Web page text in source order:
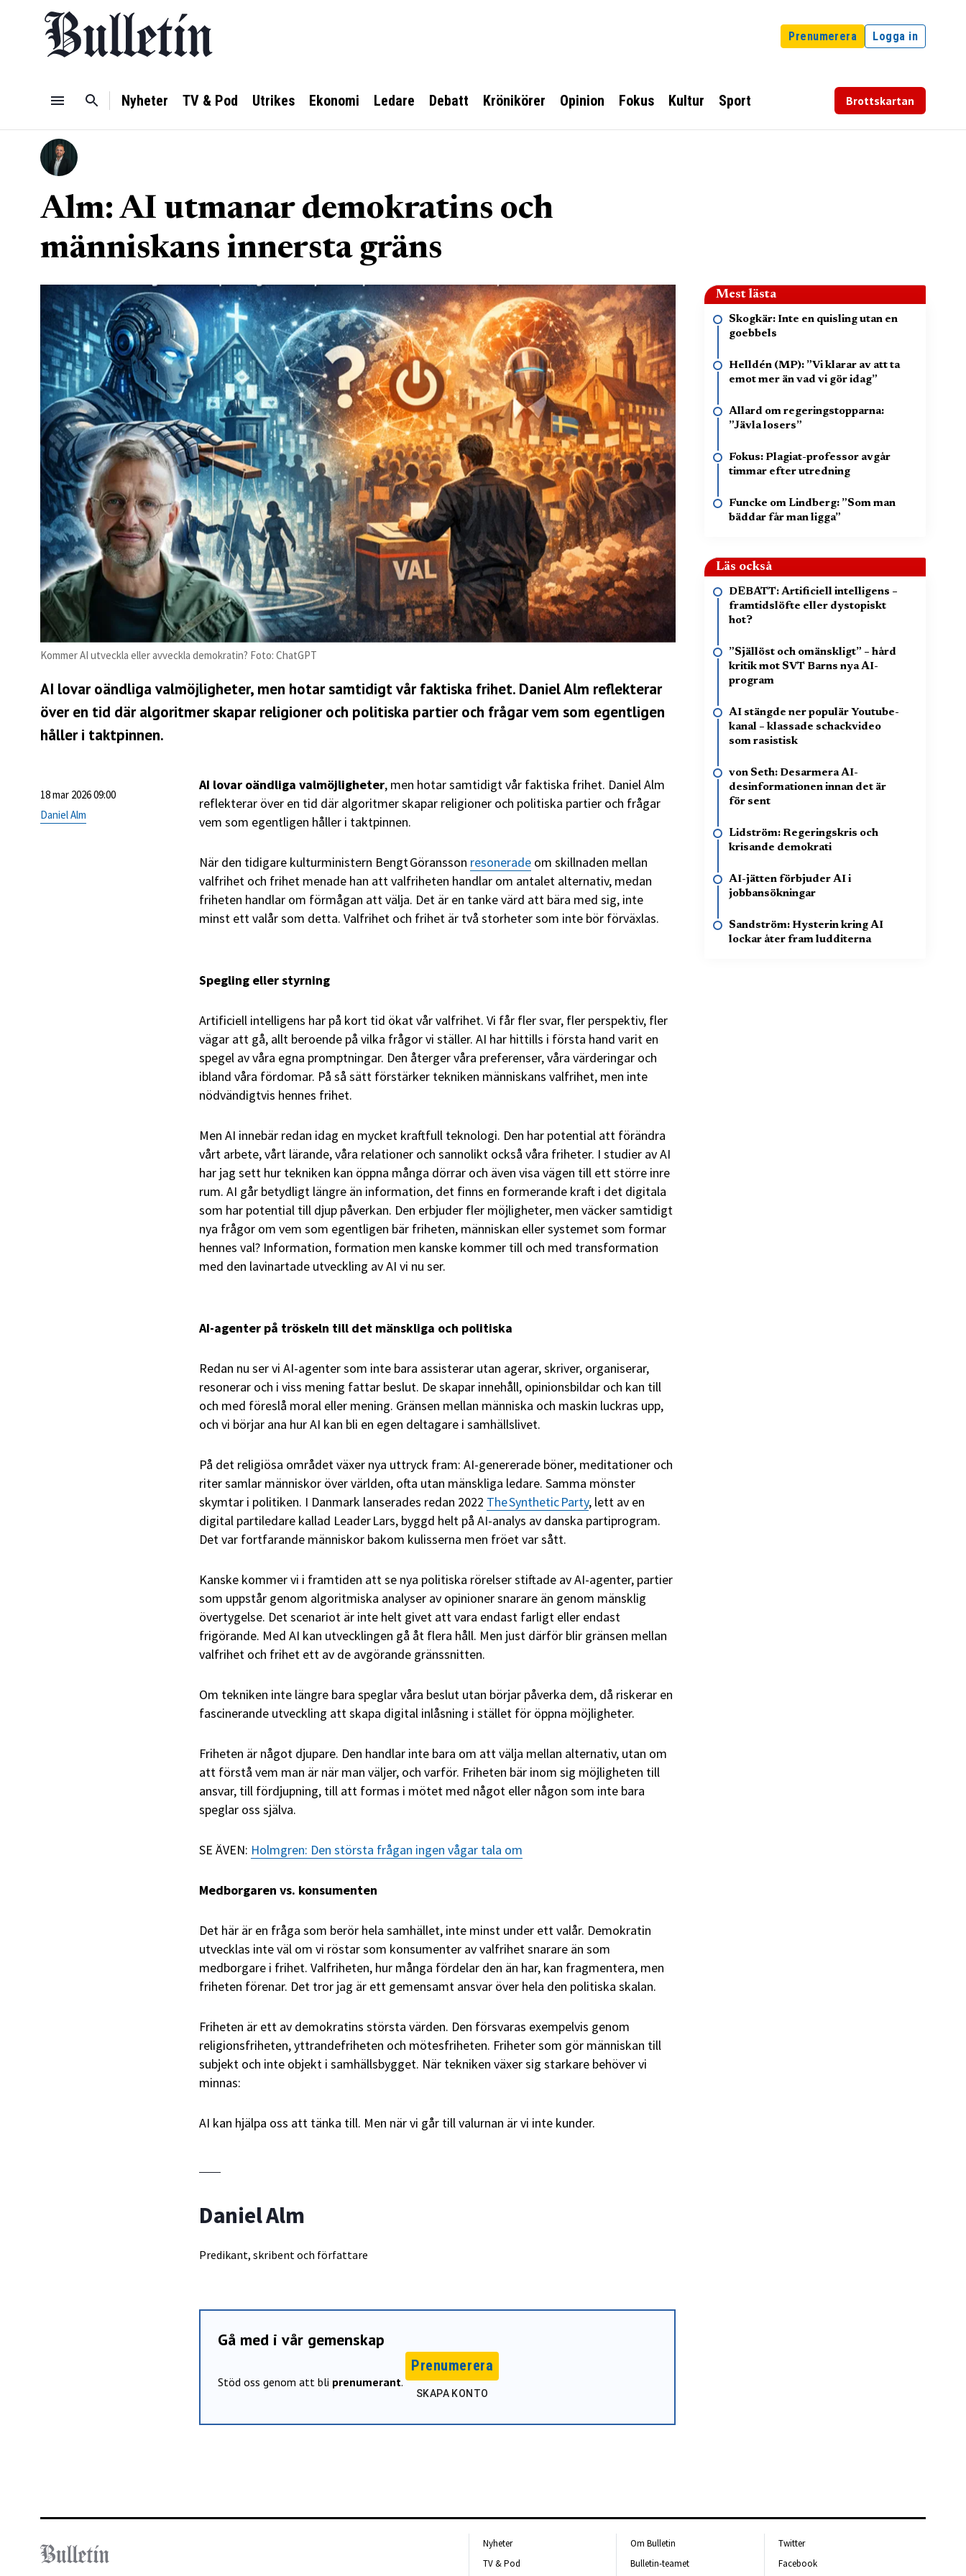
Prenumerera Logga in
Nyheter TV & Pod Utrikes Ekonomi Ledare Debatt Krönikörer Opinion Fokus Kultur Sport Brottskartan
Alm: AI utmanar demokratins och
människans innersta gräns
Kommer AI utveckla eller avveckla demokratin? Foto: ChatGPT
AI lovar oändliga valmöjligheter, men hotar samtidigt vår faktiska frihet. Daniel Alm reflekterar
över en tid där algoritmer skapar religioner och politiska partier och frågar vem som egentligen
håller i taktpinnen.
18 mar 2026 09:00
Daniel Alm
AI lovar oändliga valmöjligheter, men hotar samtidigt vår faktiska frihet. Daniel Alm
reflekterar över en tid där algoritmer skapar religioner och politiska partier och frågar
vem som egentligen håller i taktpinnen.
När den tidigare kulturministern BengtGöransson resonerade om skillnaden mellan
valfrihet och frihet menade han att valfriheten handlar om antalet alternativ, medan
friheten handlar om förmågan att välja. Det är en tanke värd att bära med sig, inte
minst ett valår som detta. Valfrihet och frihet är två storheter som inte bör förväxlas.
Spegling eller styrning
Artificiell intelligens har på kort tid ökat vår valfrihet. Vi får fler svar, fler perspektiv, fler
vägar att gå, allt beroende på vilka frågor vi ställer. AI har hittills i första hand varit en
spegel av våra egna promptningar. Den återger våra preferenser, våra värderingar och
ibland våra fördomar. På så sätt förstärker tekniken människans valfrihet, men inte
nödvändigtvis hennes frihet.
Men AI innebär redan idag en mycket kraftfull teknologi. Den har potential att förändra
vårt arbete, vårt lärande, våra relationer och sannolikt också våra friheter. I studier av AI
har jag sett hur tekniken kan öppna många dörrar och även visa vägen till ett större inre
rum. AI går betydligt längre än information, det finns en formerande kraft i det digitala
som har potential till djup påverkan. Den erbjuder fler möjligheter, men väcker samtidigt
nya frågor om vem som egentligen bär friheten, människan eller systemet som formar
hennes val? Information, formation men kanske kommer till och med transformation
med den lavinartade utveckling av AI vi nu ser.
AI‑agenter på tröskeln till det mänskliga och politiska
Redan nu ser vi AI‑agenter som inte bara assisterar utan agerar, skriver, organiserar,
resonerar och i viss mening fattar beslut. De skapar innehåll, opinionsbildar och kan till
och med föreslå moral eller mening. Gränsen mellan människa och maskin luckras upp,
och vi börjar ana hur AI kan bli en egen deltagare i samhällslivet.
På det religiösa området växer nya uttryck fram: AI‑genererade böner, meditationer och
riter samlar människor över världen, ofta utan mänskliga ledare. Samma mönster
skymtar i politiken. I Danmark lanserades redan 2022 The Synthetic Party, lett av en
digital partiledare kallad LeaderLars, byggd helt på AI‑analys av danska partiprogram.
Det var fortfarande människor bakom kulisserna men fröet var sått.
Kanske kommer vi i framtiden att se nya politiska rörelser stiftade av AI‑agenter, partier
som uppstår genom algoritmiska analyser av opinioner snarare än genom mänsklig
övertygelse. Det scenariot är inte helt givet att vara endast farligt eller endast
frigörande. Med AI kan utvecklingen gå åt flera håll. Men just därför blir gränsen mellan
valfrihet och frihet ett av de avgörande gränssnitten.
Om tekniken inte längre bara speglar våra beslut utan börjar påverka dem, då riskerar en
fascinerande utveckling att skapa digital inlåsning i stället för öppna möjligheter.
Friheten är något djupare. Den handlar inte bara om att välja mellan alternativ, utan om
att förstå vem man är när man väljer, och varför. Friheten bär inom sig möjligheten till
ansvar, till fördjupning, till att formas i mötet med något eller någon som inte bara
speglar oss själva.
SE ÄVEN: Holmgren: Den största frågan ingen vågar tala om
Medborgaren vs. konsumenten
Det här är en fråga som berör hela samhället, inte minst under ett valår. Demokratin
utvecklas inte väl om vi röstar som konsumenter av valfrihet snarare än som
medborgare i frihet. Valfriheten, hur många fördelar den än har, kan fragmentera, men
friheten förenar. Det tror jag är ett gemensamt ansvar över hela den politiska skalan.
Friheten är ett av demokratins största värden. Den försvaras exempelvis genom
religionsfriheten, yttrandefriheten och mötesfriheten. Friheter som gör människan till
subjekt och inte objekt i samhällsbygget. När tekniken växer sig starkare behöver vi
minnas:
AI kan hjälpa oss att tänka till. Men när vi går till valurnan är vi inte kunder.
Daniel Alm
Predikant, skribent och författare
Gå med i vår gemenskap
Stöd oss genom att bli prenumerant.
Prenumerera
SKAPA KONTO
Mest lästa
Skogkär: Inte en quisling utan en
goebbels
Helldén (MP): ”Vi klarar av att ta
emot mer än vad vi gör idag”
Allard om regeringstopparna:
”Jävla losers”
Fokus: Plagiat-professor avgår
timmar efter utredning
Funcke om Lindberg: ”Som man
bäddar får man ligga”
Läs också
DEBATT: Artificiell intelligens –
framtidslöfte eller dystopiskt
hot?
”Själlöst och omänskligt” – hård
kritik mot SVT Barns nya AI-
program
AI stängde ner populär Youtube-
kanal – klassade schackvideo
som rasistisk
von Seth: Desarmera AI-
desinformationen innan det är
för sent
Lidström: Regeringskris och
krisande demokrati
AI-jätten förbjuder AI i
jobbansökningar
Sandström: Hysterin kring AI
lockar åter fram ludditerna
Nyheter
TV & Pod
Om Bulletin
Bulletin-teamet
Twitter
Facebook